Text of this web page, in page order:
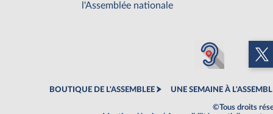
l'Assemblée nationale
BOUTIQUE DE L'ASSEMBLEE UNE SEMAINE À
©Tous droits